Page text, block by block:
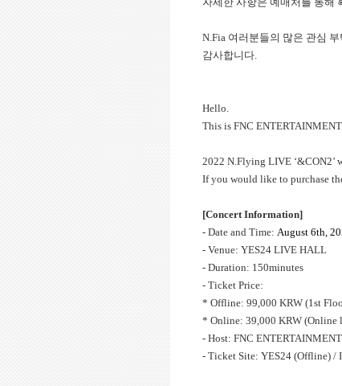
N.Fia 여러분들의 많은 관심 부
감사합니다.
Hello.
This is FNC ENTERTAINMENT.
2022 N.Flying LIVE ‘&CON2’
If you would like to purchase
[Concert Information]
- Date and Time: August 6th,
- Venue: YES24 LIVE HALL
- Duration: 150minutes
- Ticket Price:
* Offline: 99,000 KRW (1st
* Online: 39,000 KRW (Online
- Host: FNC ENTERTAINMENT
- Ticket Site: YES24 (Offline) /